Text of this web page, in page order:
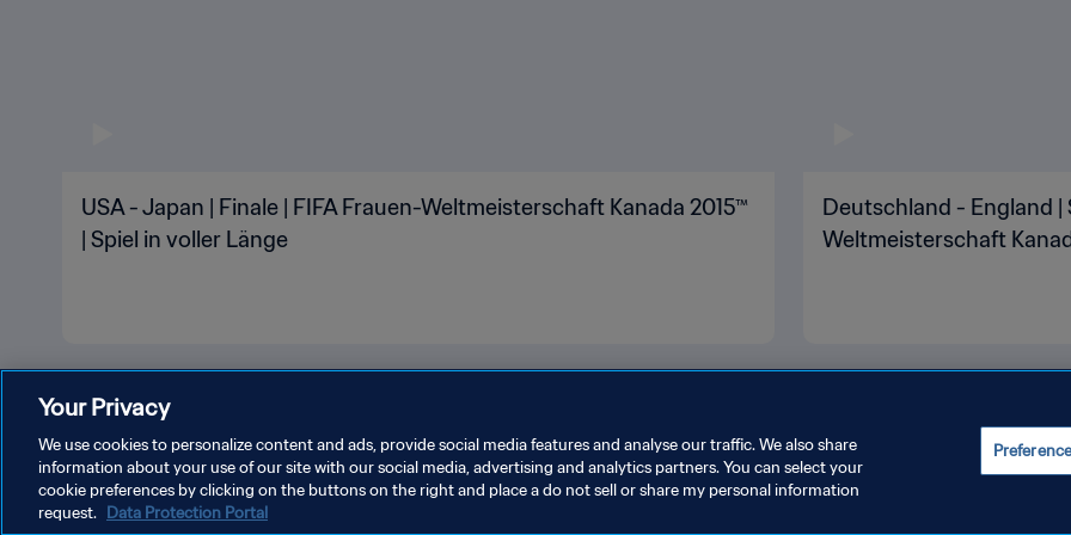
USA - Japan | Finale | FIFA Frauen-Weltmeisterschaft Kanada 2015™
| Spiel in voller Länge
Deutschland - England |
Weltmeisterschaft
DATENSCHUTZ NUTZUNGSBEDINGUNGEN
Your Privacy
We use cookies to personalize content and ads, provide social media features and analyse our traffic. We also share
information about your use of our site with our social media, advertising and analytics partners. You can select your
cookie preferences by clicking on the buttons on the right and place a do not sell or share my personal information
request. Data Protection Portal